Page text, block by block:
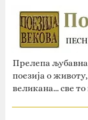
Прелепа
поезија о
великана... све